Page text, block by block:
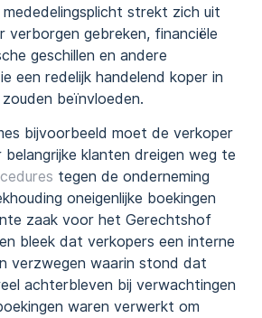
mededelingsplicht strekt zich uit
gebreken, financiële
geschillen en andere
een redelijk handelend koper in
beïnvloeden.
bijvoorbeeld moet de verkoper
belangrijke klanten dreigen weg te
tegen de onderneming
oneigenlijke boekingen
zaak voor het Gerechtshof
bleek dat verkopers een interne
verzwegen waarin stond dat
achterbleven bij verwachtingen
waren verwerkt om